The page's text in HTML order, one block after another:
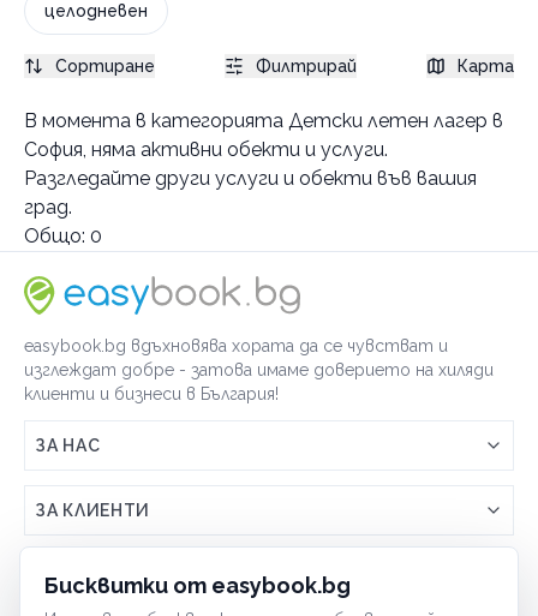
Бисквитки от easybook.bg
целодневен
В момента в категорията Детски летен лагер в
София, няма активни обекти и услуги.
Разгледайте други услуги и обекти във вашия
град.
Общо: 0
Сортиране Филтрирай Карта
Детски летен лагер
целодневен
Спортен лагер
на планина
Бойни изкуства
Кондиционни тренировки
Групови тренировки
Тенис на маса
Шах
Бокс
Танци
Фитнес
easybook.bg вдъхновява хората да се чувстват и
изглеждат добре - затова имаме доверието на хиляди
клиенти и бизнеси в България!
ЗА НАС
Връзка с easybook.bg
Как работи easybook
Често задавани въпроси
ЗА КЛИЕНТИ
Условия за ползване
ЗА ТЪРГОВЦИ